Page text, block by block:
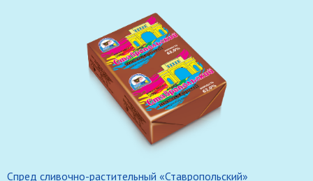
Спред сливочно-растительный «Ставропольский»